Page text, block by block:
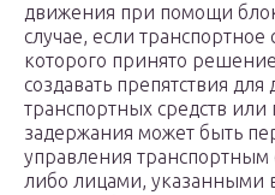
движения при помощи
случае, если
которого принято
создавать препятствия
транспортных средств
задержания может быть
управления транспортным
либо лицами, указанными